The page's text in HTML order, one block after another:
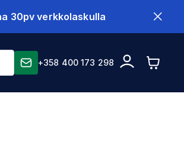
30pv verkkolaskulla
+358 400 173 298